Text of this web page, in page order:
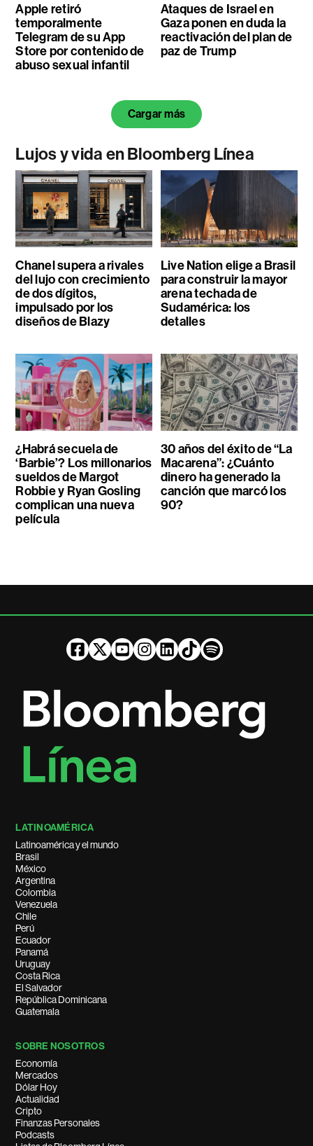
Apple retiró
temporalmente
Telegram de su App
Store por contenido de
abuso sexual infantil
Ataques de Israel en
Gaza ponen en duda la
reactivación del plan de
paz de Trump
Cargar más
Lujos y vida en Bloomberg Línea
Chanel supera a rivales
del lujo con crecimiento
de dos dígitos,
impulsado por los
diseños de Blazy
Live Nation elige a Brasil
para construir la mayor
arena techada de
Sudamérica: los
detalles
¿Habrá secuela de
‘Barbie’? Los millonarios
sueldos de Margot
Robbie y Ryan Gosling
complican una nueva
película
30 años del éxito de “La
Macarena”: ¿Cuánto
dinero ha generado la
canción que marcó los
90?
LATINOAMÉRICA
Latinoamérica y el mundo
Brasil
México
Argentina
Colombia
Venezuela
Chile
Perú
Ecuador
Panamá
Uruguay
Costa Rica
El Salvador
República Dominicana
Guatemala
SOBRE NOSOTROS
Economía
Mercados
Dólar Hoy
Actualidad
Cripto
Finanzas Personales
Podcasts